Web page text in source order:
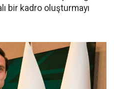
bir kadro oluşturmayı